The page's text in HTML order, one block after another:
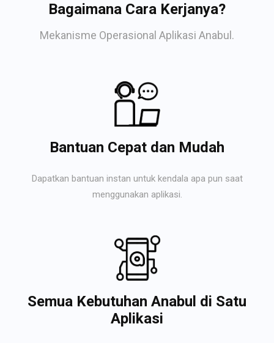
Bagaimana Cara Kerjanya?
Mekanisme Operasional Aplikasi Anabul.
Bantuan Cepat dan Mudah
Dapatkan bantuan instan untuk kendala apa pun saat
menggunakan aplikasi.
Semua Kebutuhan Anabul di Satu
Aplikasi